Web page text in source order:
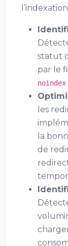
statut
par le
noindex
les
la
de